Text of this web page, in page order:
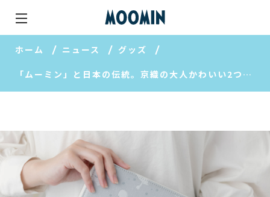
ホーム ニュース グッズ
「ムーミン」と日本の伝統。京織の大人かわいい2つのポーチが登場。【フェリシモ】